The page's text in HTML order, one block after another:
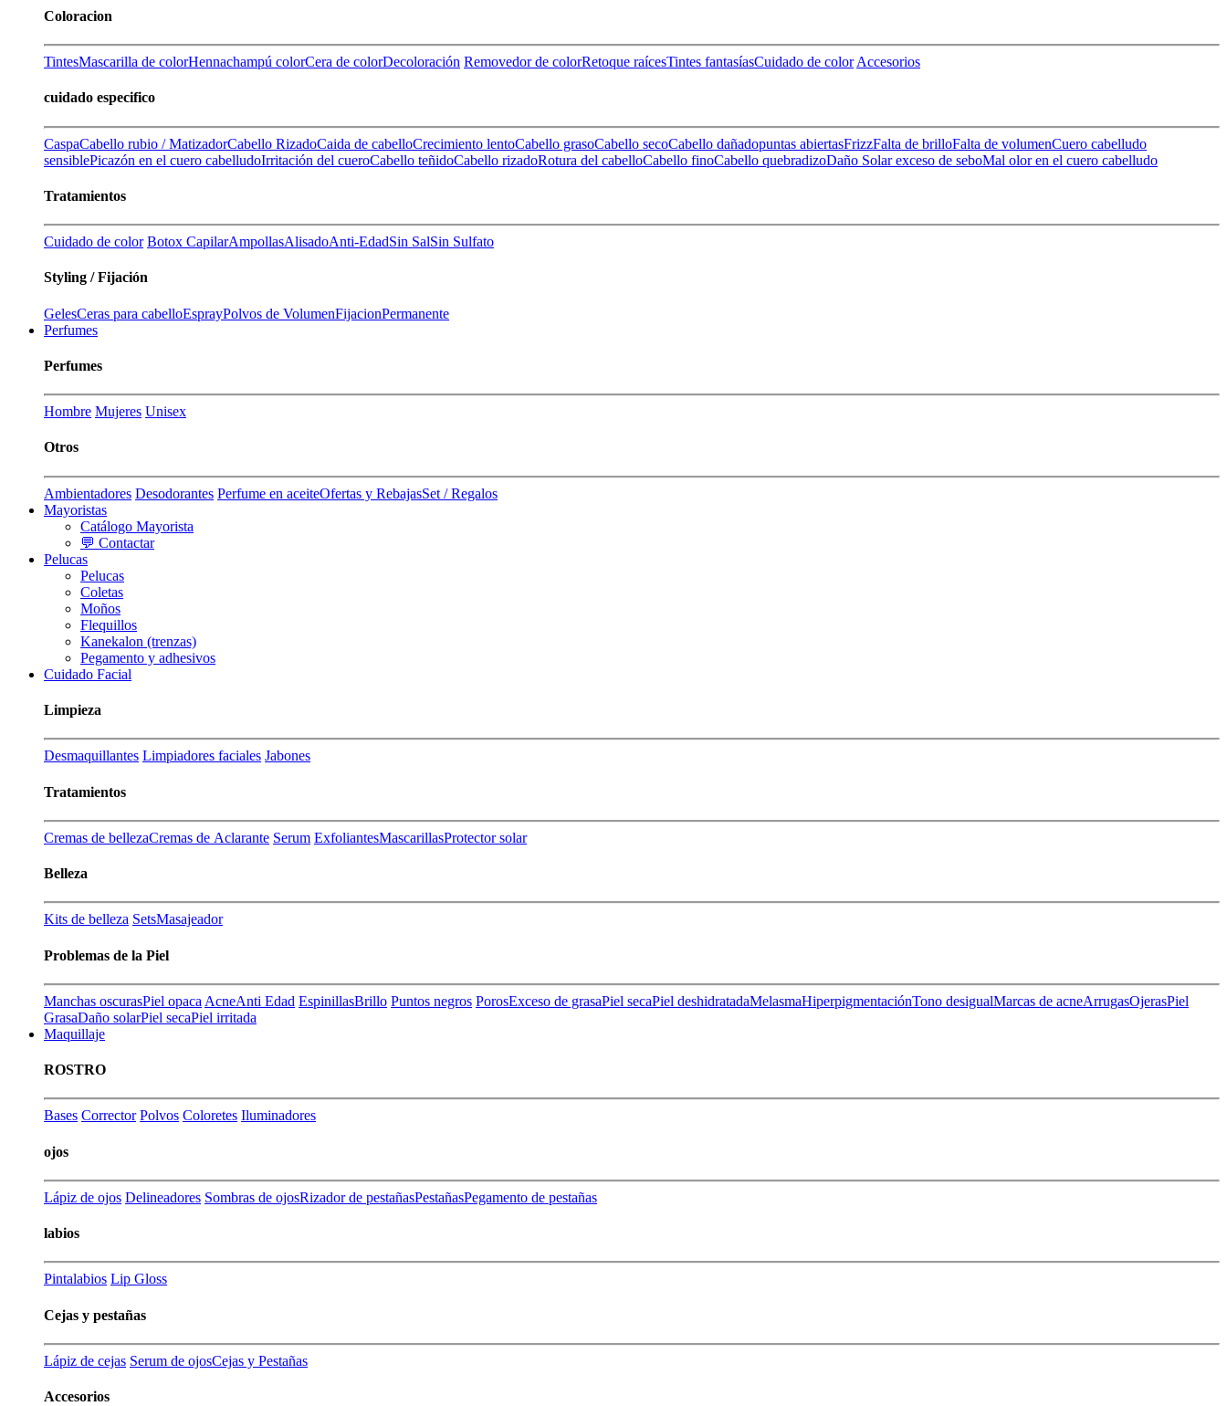
Coloracion
TintesMascarilla de colorHennachampú colorCera de colorDecoloración Removedor de colorRetoque raícesTintes fantasíasCuidado de color Accesorios
cuidado especifico
CaspaCabello rubio / MatizadorCabello RizadoCaida de cabelloCrecimiento lentoCabello grasoCabello secoCabello dañadopuntas abiertasFrizzFalta de brilloFalta de volumenCuero cabelludo
sensiblePicazón en el cuero cabelludoIrritación del cueroCabello teñidoCabello rizadoRotura del cabelloCabello finoCabello quebradizoDaño Solarexceso de seboMal olor en el cuero cabelludo
Tratamientos
Cuidado de color Botox CapilarAmpollasAlisadoAnti-EdadSin SalSin Sulfato
Styling / Fijación
GelesCeras para cabelloEsprayPolvos de VolumenFijacionPermanente
Perfumes
Perfumes
Hombre Mujeres Unisex
Otros
Ambientadores Desodorantes Perfume en aceiteOfertas y RebajasSet / Regalos
Mayoristas
Catálogo Mayorista
💬 Contactar
Pelucas
Pelucas
Coletas
Moños
Flequillos
Kanekalon (trenzas)
Pegamento y adhesivos
Cuidado Facial
Limpieza
Desmaquillantes Limpiadores faciales Jabones
Tratamientos
Cremas de bellezaCremas de Aclarante Serum ExfoliantesMascarillasProtector solar
Belleza
Kits de belleza SetsMasajeador
Problemas de la Piel
Manchas oscurasPiel opaca AcneAnti Edad EspinillasBrillo Puntos negros PorosExceso de grasaPiel secaPiel deshidratadaMelasmaHiperpigmentaciónTono desigualMarcas de acneArrugasOjerasPiel
GrasaDaño solarPiel secaPiel irritada
Maquillaje
ROSTRO
Bases Corrector Polvos Coloretes Iluminadores
ojos
Lápiz de ojos Delineadores Sombras de ojosRizador de pestañasPestañasPegamento de pestañas
labios
Pintalabios Lip Gloss
Cejas y pestañas
Lápiz de cejas Serum de ojosCejas y Pestañas
Accesorios